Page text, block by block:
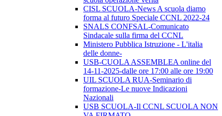
CISL SCUOLA-News A scuola diamo
forma al futuro Speciale CCNL 2022-24
SNALS CONFSAL-Comunicato
Sindacale sulla firma del CCNL
Ministero Pubblica Istruzione - L'italia
delle donne-
USB-CUOLA ASSEMBLEA online del
14-11-2025-dalle ore 17:00 alle ore 19:00
UIL SCUOLA RUA-Seminario di
formazione-Le nuove Indicazioni
Nazionali
USB SCUOLA-Il CCNL SCUOLA NON